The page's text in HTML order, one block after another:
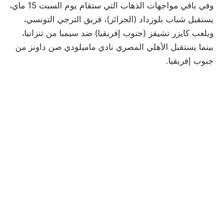
وفي باقي مواجهات الذهاب التي ستقام يوم السبت 15 ماي،
يستقبل شباب بلوزداد (الجزائر)، فريق الترجي التونسي،
ويلعب كايزر تشيفز (جنوب إفريقيا) ضد سيمبا من تنزانيا،
بينما يستقبل الأهلي المصري نادي ماميلودي صن داونز من
جنوب إفريقيا.